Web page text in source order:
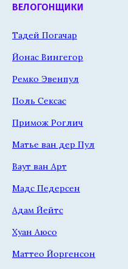
ВЕЛОГОНЩИКИ
Тадей Погачар
Йонас Вингегор
Ремко Эвенпул
Поль Сексас
Примож Роглич
Матье ван дер Пул
Ваут ван Арт
Мадс Педерсен
Адам Йейтс
Хуан Аюсо
Маттео Йоргенсон